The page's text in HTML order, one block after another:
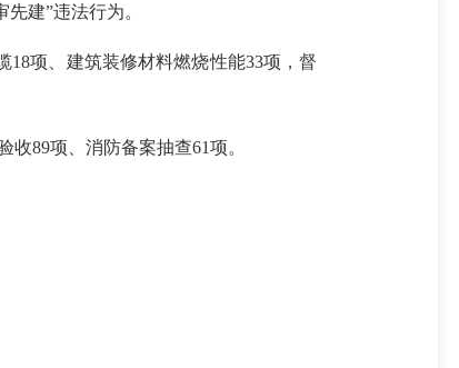
建”违法行为。
项、建筑装修材料燃烧性能33项，督
89项、消防备案抽查61项。